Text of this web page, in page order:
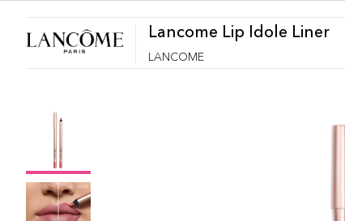
Lancome Lip Idole Liner
LANCOME